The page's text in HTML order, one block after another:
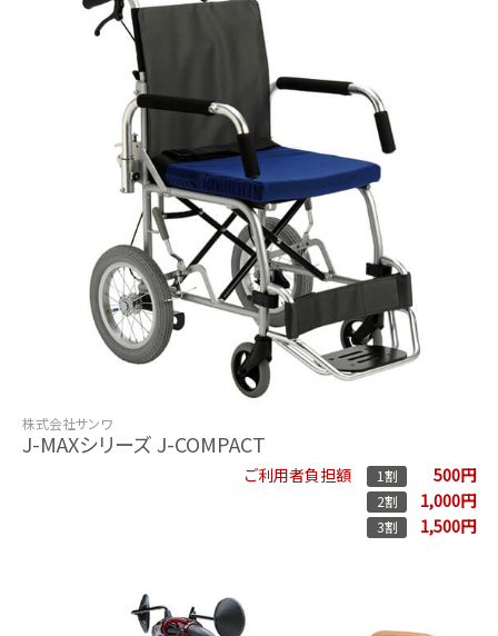
株式会社サンワ
J-MAXシリーズ J-COMPACT
ご利用者負担額 1割 500円
2割 1,000円
3割 1,500円